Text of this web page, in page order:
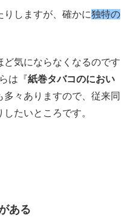
しますが、確かに独特の
ど気にならなくなるのです
は『紙巻タバコのにおい
多々ありますので、従来同
たいところです。
ある